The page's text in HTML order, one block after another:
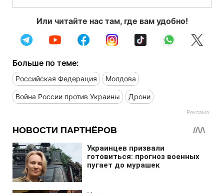
Или читайте нас там, где вам удобно!
Больше по теме:
Российская Федерация Молдова
Война России против Украины Дрони